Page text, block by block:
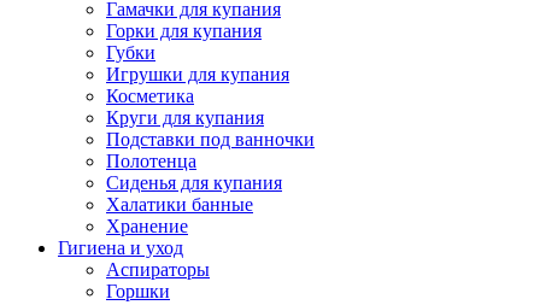
Гамачки для купания
Горки для купания
Губки
Игрушки для купания
Косметика
Круги для купания
Подставки под ванночки
Полотенца
Сиденья для купания
Халатики банные
Хранение
Гигиена и уход
Аспираторы
Горшки